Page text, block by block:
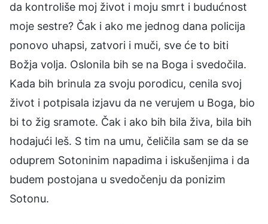
da kontroliše moj život i moju smrt i budućnost
moje sestre? Čak i ako me jednog dana policija
ponovo uhapsi, zatvori i muči, sve će to biti
Božja volja. Oslonila bih se na Boga i svedočila.
Kada bih brinula za svoju porodicu, cenila svoj
život i potpisala izjavu da ne verujem u Boga, bio
bi to žig sramote. Čak i ako bih bila živa, bila bih
hodajući leš. S tim na umu, čeličila sam se da se
oduprem Sotoninim napadima i iskušenjima i da
budem postojana u svedočenju da ponizim
Sotonu.